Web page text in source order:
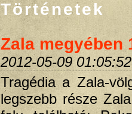
Történetek
Zala megyében
2012-05-09 01:05:52
Tragédia a Zala-
legszebb része